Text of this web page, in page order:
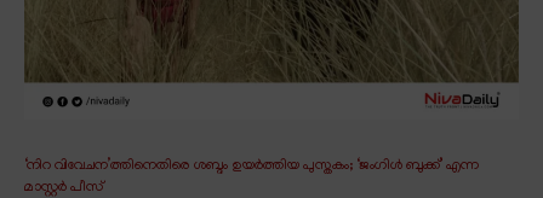
‘നിറ വിവേചന’ത്തിനെതിരെ ശബ്ദം ഉയർത്തിയ പുസ്തകം; ‘ജംഗിൾ ബുക്ക്’ എന്ന
മാസ്റ്റർ പീസ്